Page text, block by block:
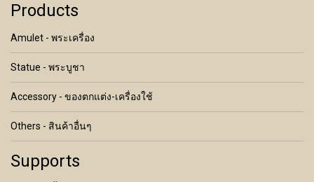
Products
Amulet - พระเครื่อง
Statue - พระบูชา
Accessory - ของตกแต่ง-เครื่องใช้
Others - สินค้าอื่นๆ
Supports